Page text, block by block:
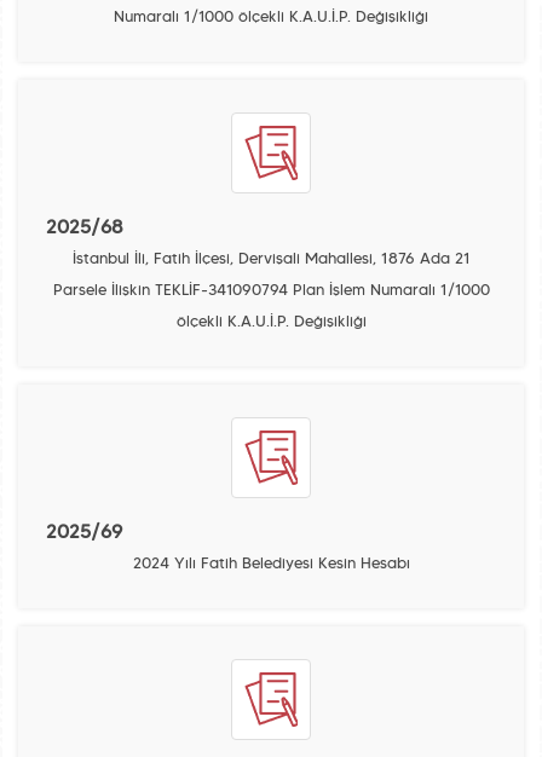
Numaralı 1/1000 ölçekli K.A.U.İ.P. Değişikliği
2025/68
İstanbul İli, Fatih İlçesi, Dervişali Mahallesi, 1876 Ada 21
Parsele İlişkin TEKLİF-341090794 Plan İşlem Numaralı 1/1000
ölçekli K.A.U.İ.P. Değişikliği
2025/69
2024 Yılı Fatih Belediyesi Kesin Hesabı